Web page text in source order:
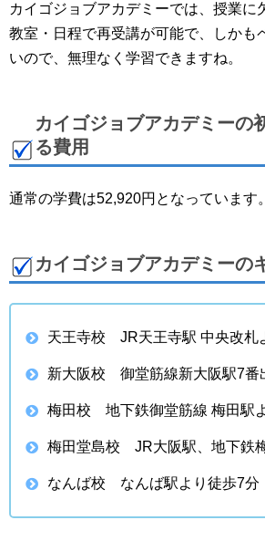
カイゴジョブアカデミーでは、授業に
教室・日程で再受講が可能で、しかも
いので、無理なく学習できますね。
カイゴジョブアカデミーの
る費用
通常の学費は52,920円となっています。
カイゴジョブアカデミーの
天王寺校 JR天王寺駅 中央改札
新大阪校 御堂筋線新大阪駅7番
梅田校 地下鉄御堂筋線 梅田駅
梅田堂島校 JR大阪駅、地下鉄
なんば校 なんば駅より徒歩7分